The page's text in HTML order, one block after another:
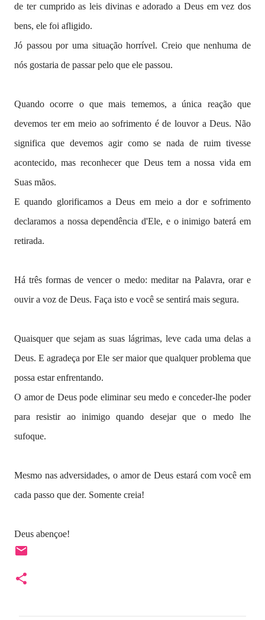
de ter cumprido as leis divinas e adorado a Deus em vez dos
bens, ele foi afligido.
Jó passou por uma situação horrível. Creio que nenhuma de
nós gostaria de passar pelo que ele passou.
Quando ocorre o que mais tememos, a única reação que
devemos ter em meio ao sofrimento é de louvor a Deus. Não
significa que devemos agir como se nada de ruim tivesse
acontecido, mas reconhecer que Deus tem a nossa vida em
Suas mãos.
E quando glorificamos a Deus em meio a dor e sofrimento
declaramos a nossa dependência d'Ele, e o inimigo baterá em
retirada.
Há três formas de vencer o medo: meditar na Palavra, orar e
ouvir a voz de Deus. Faça isto e você se sentirá mais segura.
Quaisquer que sejam as suas lágrimas, leve cada uma delas a
Deus. E agradeça por Ele ser maior que qualquer problema que
possa estar enfrentando.
O amor de Deus pode eliminar seu medo e conceder-lhe poder
para resistir ao inimigo quando desejar que o medo lhe
sufoque.
Mesmo nas adversidades, o amor de Deus estará com você em
cada passo que der. Somente creia!
Deus abençoe!